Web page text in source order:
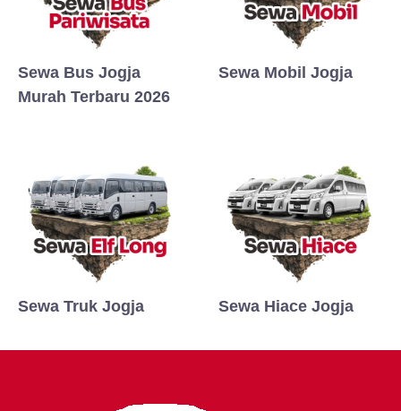
Sewa Bus Jogja
Murah Terbaru 2026
Sewa Mobil Jogja
Sewa Truk Jogja Sewa Hiace Jogja